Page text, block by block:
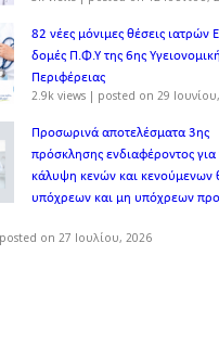
82 νέες μόνιμες θέσεις ιατρών
δομές Π.Φ.Υ της 6ης
Περιφέρειας
2.9k views | posted on 29
Προσωρινά αποτελέσματα 3ης
πρόσκλησης ενδιαφέροντος για
κάλυψη κενών και κενούμενων
υπόχρεων και μη υπόχρεων
posted on 27 Ιουλίου, 2026